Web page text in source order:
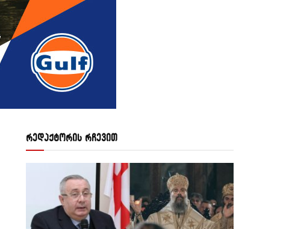
რედაქტორის რჩევით